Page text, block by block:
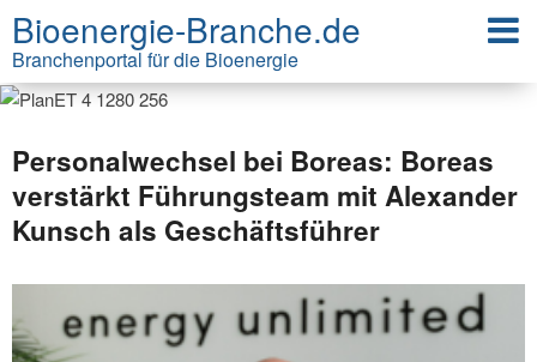
Bioenergie-Branche.de
Branchenportal für die Bioenergie
Personalwechsel bei Boreas: Boreas
verstärkt Führungsteam mit Alexander
Kunsch als Geschäftsführer